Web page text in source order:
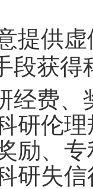
提供
段获得
经费、
研伦
励、
研失